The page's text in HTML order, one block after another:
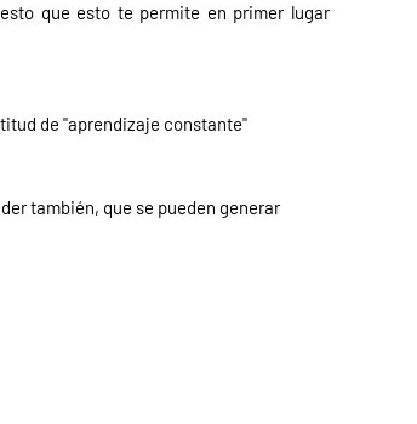
que esto te permite en primer lugar
de "aprendizaje constante"
también, que se pueden generar